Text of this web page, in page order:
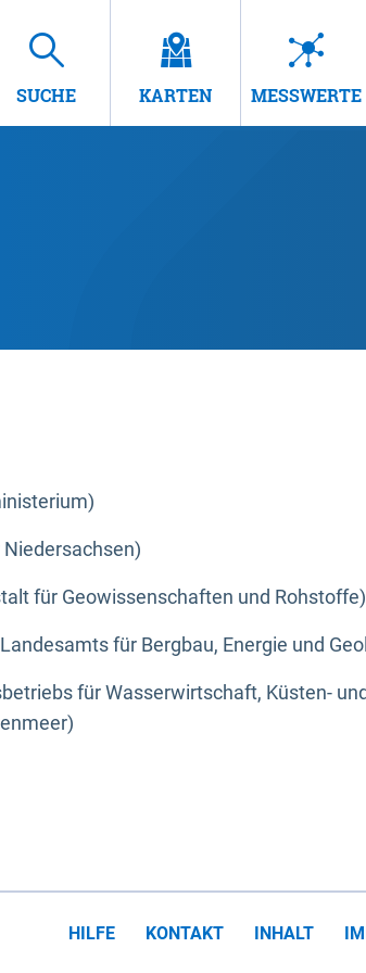
SUCHE KARTEN MESSWERTE
für Geowissenschaften und Rohstoffe)
für Bergbau, Energie und
für Wasserwirtschaft, Küsten-
HILFE KONTAKT INHALT